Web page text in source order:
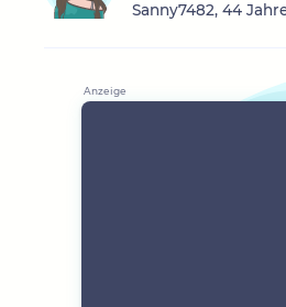
Sanny7482, 44